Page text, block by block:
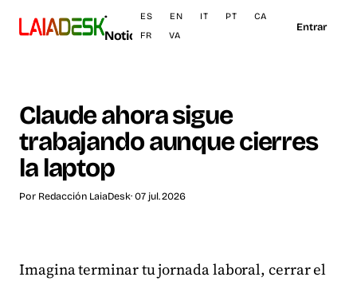
·
Noticias
ES EN IT PT
CA
FR
VA
Entrar
Claude ahora sigue
trabajando aunque cierres
la laptop
Por Redacción LaiaDesk· 07 jul. 2026
Imagina terminar tu jornada laboral, cerrar el